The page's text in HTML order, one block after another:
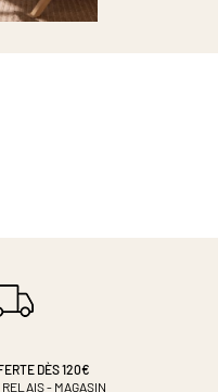
DÈS 120€
- MAGASIN